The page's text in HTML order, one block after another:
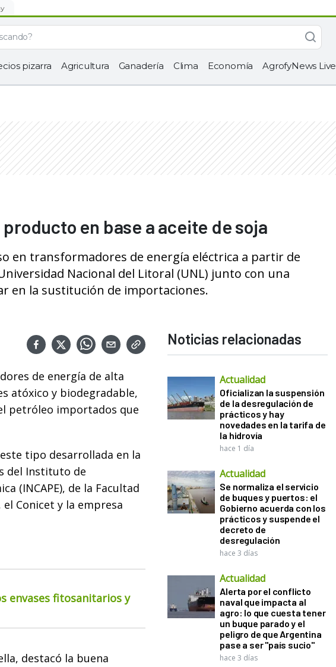
pizarra Agricultura Ganadería Clima Economía AgrofyNews Live
en base a aceite de soja
en transformadores de energía eléctrica a partir de
Nacional del Litoral (UNL) junto con una
en la sustitución de importaciones.
de energía de alta
atóxico y biodegradable,
petróleo importados que
tipo desarrollada en la
del Instituto de
(INCAPE), de la Facultad
Conicet y la empresa
envases fitosanitarios y
destacó la buena
Noticias relacionadas
Actualidad
Oficializan la suspensión
de la desregulación de
prácticos y hay
novedades en la tarifa de
la hidrovía
hace 1 día
Actualidad
Se normaliza el servicio
de buques y puertos: el
Gobierno acuerda con los
prácticos y suspende el
decreto de
desregulación
hace 3 días
Actualidad
Alerta por el conflicto
naval que impacta al
agro: lo que cuesta tener
un buque parado y el
peligro de que Argentina
pase a ser "país sucio"
hace 3 días